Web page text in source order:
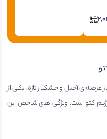
عرضه ی آجیل و خشکبار تازه، یکی از
کتو است. ویژگی های شاخص این